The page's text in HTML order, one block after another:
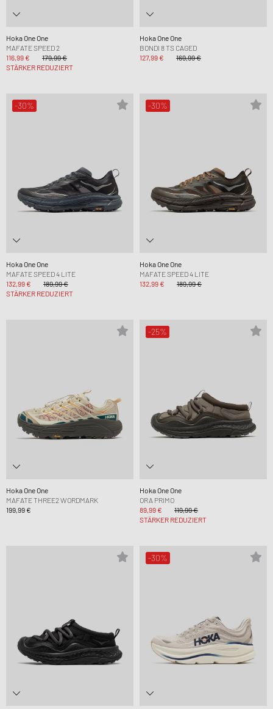
Hoka One One
MAFATE SPEED 2
116,99 €
179,99 €
STÄRKER REDUZIERT
Hoka One One
BONDI 8 TS CAGED
127,99 €
169,99 €
-30%
Hoka One One
MAFATE SPEED 4 LITE
132,99 €
189,99 €
STÄRKER REDUZIERT
-30%
Hoka One One
MAFATE SPEED 4 LITE
132,99 €
189,99 €
Hoka One One
MAFATE THREE2 WORDMARK
199,99 €
-25%
Hoka One One
ORA PRIMO
89,99 €
119,99 €
STÄRKER REDUZIERT
-30%